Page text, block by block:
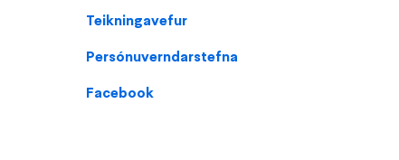
Teikningavefur
Persónuverndarstefna
Facebook